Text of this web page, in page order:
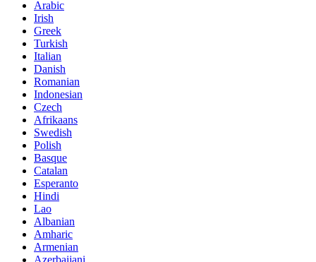
Arabic
Irish
Greek
Turkish
Italian
Danish
Romanian
Indonesian
Czech
Afrikaans
Swedish
Polish
Basque
Catalan
Esperanto
Hindi
Lao
Albanian
Amharic
Armenian
Azerbaijani